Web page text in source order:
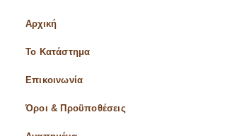
Αρχική
Το Κατάστημα
Επικοινωνία
Όροι & Προϋποθέσεις